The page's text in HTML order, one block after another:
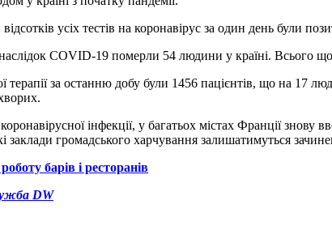
усіх тестів на коронавірус за один день були
COVID-19 померли 54 людини у країні. Всього
терапії за останню добу були 1456 пацієнтів, що на 17
інфекції, у багатьох містах Франції знову
заклади громадського харчування залишатимуться
барів і ресторанів
DW